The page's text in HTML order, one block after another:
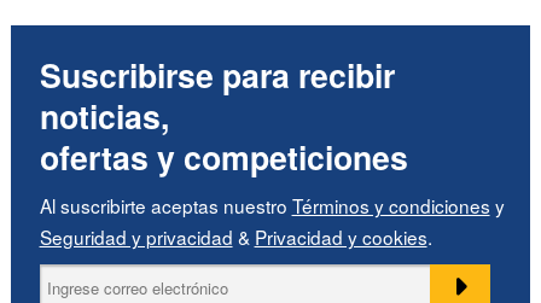
Suscribirse para recibir
noticias,
ofertas y competiciones
Al suscribirte aceptas nuestro Términos y condiciones y
Seguridad y privacidad & Privacidad y cookies.